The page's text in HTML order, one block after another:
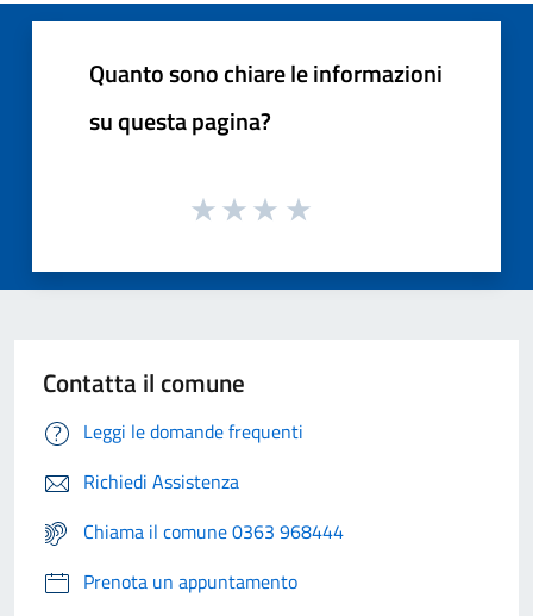
Quanto sono chiare le informazioni
su questa pagina?
Contatta il comune
Leggi le domande frequenti
Richiedi Assistenza
Chiama il comune 0363 968444
Prenota un appuntamento